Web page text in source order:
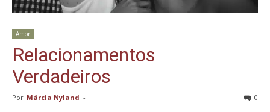
Amor
Relacionamentos
Verdadeiros
Por Márcia Nyland - 0